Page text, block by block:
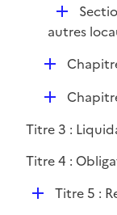
D
é
l
i
e
r
autres
D
l
i
e
D
p
l
e
Titre 3 :
Titre 4 :
DTitre 5 :